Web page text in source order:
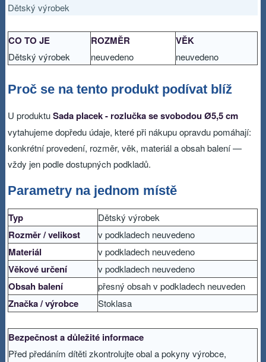
Dětský výrobek
CO TO JE
Dětský výrobek
ROZMĚR
neuvedeno
VĚK
neuvedeno
Proč se na tento produkt podívat blíž
U produktuSada placek - rozlučka se svobodou Ø5,5 cm
vytahujeme dopředu údaje, které při nákupu opravdu pomáhají:
konkrétní provedení, rozměr, věk, materiál a obsah balení —
vždy jen podle dostupných podkladů.
Parametry na jednom místě
Typ Dětský výrobek
Rozměr / velikost v podkladech neuvedeno
Materiál v podkladech neuvedeno
Věkové určení v podkladech neuvedeno
Obsah balení přesný obsah v podkladech neuveden
Značka / výrobce Stoklasa
Bezpečnost a důležité informace
Před předáním dítěti zkontrolujte obal a pokyny výrobce,